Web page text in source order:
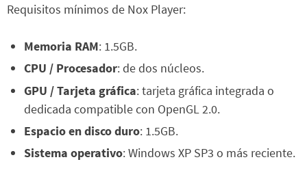
Requisitos mínimos de Nox Player:
Memoria RAM: 1.5GB.
CPU / Procesador: de dos núcleos.
GPU / Tarjeta gráfica: tarjeta gráfica integrada o
dedicada compatible con OpenGL 2.0.
Espacio en disco duro: 1.5GB.
Sistema operativo: Windows XP SP3 o más reciente.